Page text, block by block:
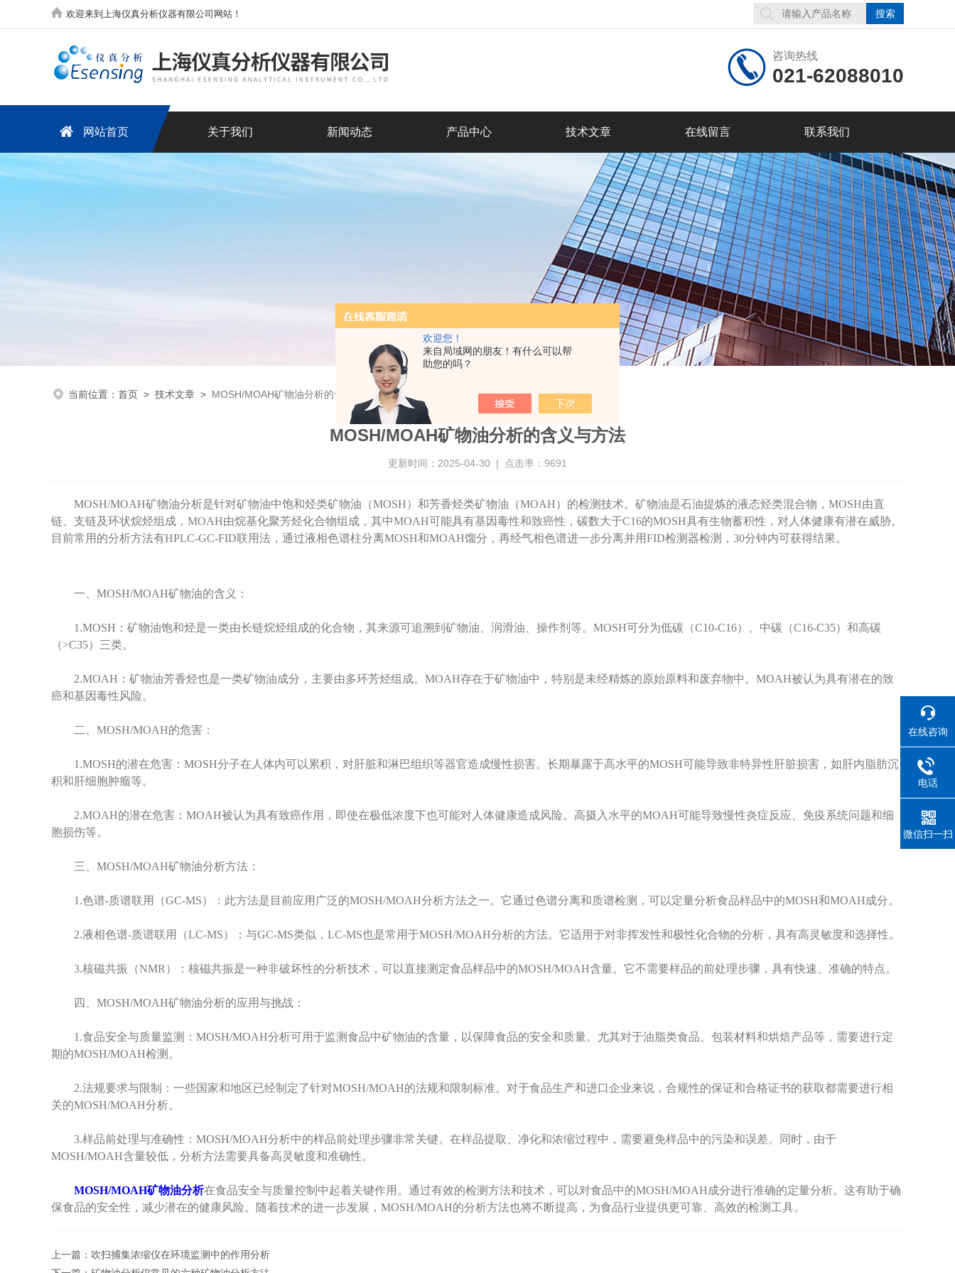
欢迎您！
来自局域网的朋友！有什么可以帮
助您的吗？
欢迎来到上海仪真分析仪器有限公司网站！
咨询热线
021-62088010
网站首页 关于我们 新闻动态 产品中心 技术文章 在线留言 联系我们
当前位置： 首页 > 技术文章 > MOSH/MOAH矿物油分析的含义与方法
MOSH/MOAH矿物油分析的含义与方法
更新时间：2025-04-30 | 点击率：9691
MOSH/MOAH矿物油分析是针对矿物油中饱和烃类矿物油（MOSH）和芳香烃类矿物油（MOAH）的检测技术。矿物油是石油提炼的液态烃类混合物，MOSH由直
链、支链及环状烷烃组成，MOAH由烷基化聚芳烃化合物组成，其中MOAH可能具有基因毒性和致癌性，碳数大于C16的MOSH具有生物蓄积性，对人体健康有潜在威胁。
目前常用的分析方法有HPLC-GC-FID联用法，通过液相色谱柱分离MOSH和MOAH馏分，再经气相色谱进一步分离并用FID检测器检测，30分钟内可获得结果。
一、MOSH/MOAH矿物油的含义：
1.MOSH：矿物油饱和烃是一类由长链烷烃组成的化合物，其来源可追溯到矿物油、润滑油、操作剂等。MOSH可分为低碳（C10-C16）、中碳（C16-C35）和高碳
（>C35）三类。
2.MOAH：矿物油芳香烃也是一类矿物油成分，主要由多环芳烃组成。MOAH存在于矿物油中，特别是未经精炼的原始原料和废弃物中。MOAH被认为具有潜在的致
癌和基因毒性风险。
二、MOSH/MOAH的危害：
1.MOSH的潜在危害：MOSH分子在人体内可以累积，对肝脏和淋巴组织等器官造成慢性损害。长期暴露于高水平的MOSH可能导致非特异性肝脏损害，如肝内脂肪沉
积和肝细胞肿瘤等。
2.MOAH的潜在危害：MOAH被认为具有致癌作用，即使在极低浓度下也可能对人体健康造成风险。高摄入水平的MOAH可能导致慢性炎症反应、免疫系统问题和细
胞损伤等。
三、MOSH/MOAH矿物油分析方法：
1.色谱-质谱联用（GC-MS）：此方法是目前应用 广泛的MOSH/MOAH分析方法之一。它通过色谱分离和质谱检测，可以定量分析食品样品中的MOSH和MOAH成分。
2.液相色谱-质谱联用（LC-MS）：与GC-MS类似，LC-MS也是常用于MOSH/MOAH分析的方法。它适用于对非挥发性和极性化合物的分析，具有高灵敏度和选择性。
3.核磁共振（NMR）：核磁共振是一种非破坏性的分析技术，可以直接测定食品样品中的MOSH/MOAH含量。它不需要样品的前处理步骤，具有快速、准确的特点。
四、MOSH/MOAH矿物油分析的应用与挑战：
1.食品安全与质量监测：MOSH/MOAH分析可用于监测食品中矿物油的含量，以保障食品的安全和质量。尤其对于油脂类食品、包装材料和烘焙产品等，需要进行定
期的MOSH/MOAH检测。
2.法规要求与限制：一些国家和地区已经制定了针对MOSH/MOAH的法规和限制标准。对于食品生产和进口企业来说，合规性的保证和合格证书的获取都需要进行相
关的MOSH/MOAH分析。
3.样品前处理与准确性：MOSH/MOAH分析中的样品前处理步骤非常关键。在样品提取、净化和浓缩过程中，需要避免样品中的污染和误差。同时，由于
MOSH/MOAH含量较低，分析方法需要具备高灵敏度和准确性。
MOSH/MOAH矿物油分析在食品安全与质量控制中起着关键作用。通过有效的检测方法和技术，可以对食品中的MOSH/MOAH成分进行准确的定量分析。这有助于确
保食品的安全性，减少潜在的健康风险。随着技术的进一步发展，MOSH/MOAH的分析方法也将不断提高，为食品行业提供更可靠、高效的检测工具。
上一篇： 吹扫捕集浓缩仪在环境监测中的作用分析
在线咨询
电话
微信扫一扫